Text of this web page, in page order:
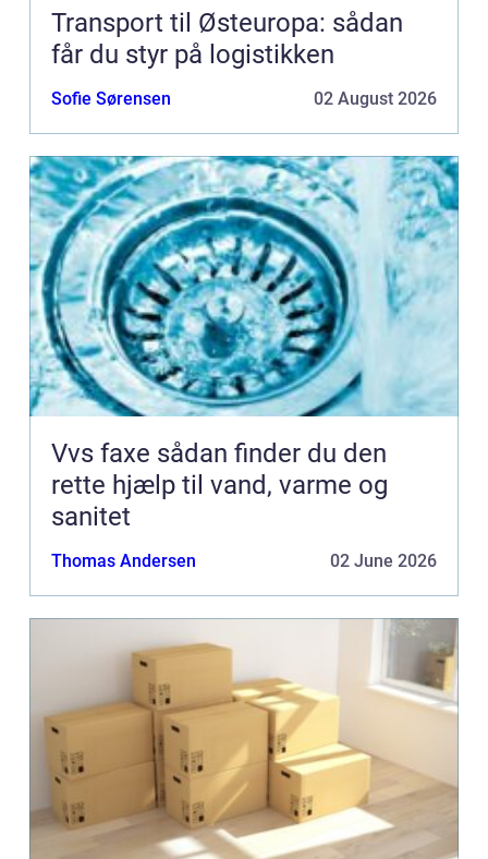
Transport til Østeuropa: sådan
får du styr på logistikken
Sofie Sørensen 02 August 2026
Vvs faxe sådan finder du den
rette hjælp til vand, varme og
sanitet
Thomas Andersen 02 June 2026